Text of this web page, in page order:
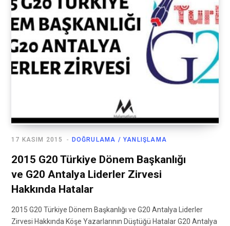
DOĞRULAMA / YANLIŞLAMA
17 KASIM 2015
2015 G20 Türkiye Dönem Başkanlığı
ve G20 Antalya Liderler Zirvesi
Hakkında Hatalar
2015 G20 Türkiye Dönem Başkanlığı ve G20 Antalya Liderler
Zirvesi Hakkında Köşe Yazarlarının Düştüğü Hatalar G20 Antalya